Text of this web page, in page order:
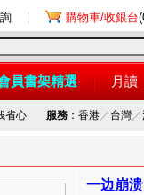
購物車/收銀台
員書架精選 月讀
省心 服務：香港／ 台灣／
一边崩